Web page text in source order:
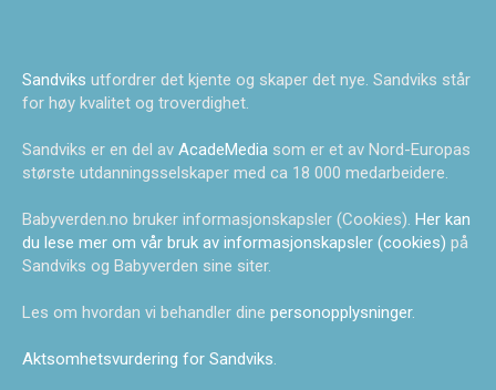
Sandviks utfordrer det kjente og skaper det nye. Sandviks står
for høy kvalitet og troverdighet.
Sandviks er en del av AcadeMedia som er et av Nord-Europas
største utdanningsselskaper med ca 18 000 medarbeidere.
Babyverden.no bruker informasjonskapsler (Cookies). Her kan
du lese mer om vår bruk av informasjonskapsler (cookies) på
Sandviks og Babyverden sine siter.
Les om hvordan vi behandler dine personopplysninger.
Aktsomhetsvurdering for Sandviks.